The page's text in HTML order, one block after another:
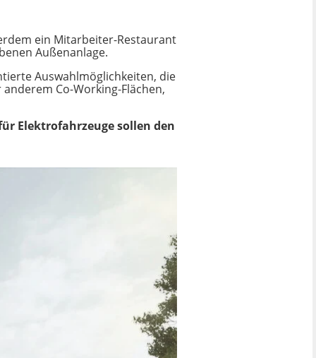
ein Mitarbeiter-Restaurant
Außenanlage.
Auswahlmöglichkeiten, die
Co-Working-Flächen,
Elektrofahrzeuge sollen den